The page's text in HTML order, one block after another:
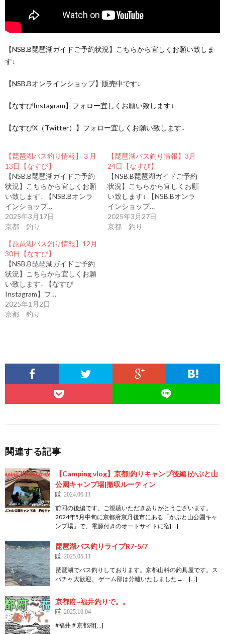
【NSB.B琵琶湖ガイドご予約状況】こちらから宜しくお願い致しま
す↓
【NSB.Bオンラインショップ】販売中です↓
【なすびInstagram】フォロー宜しくお願い致します↓
【なすびX（Twitter）】フォロー宜しくお願い致します↓
【琵琶湖バス釣り情報】３月
13日【なすび】
【NSB.B琵琶湖ガイドご予約
状況】こちらから宜しくお願
い致します↓ 【NSB.Bオンラ
インショップ…
2025年3月17日
京都 釣り
【琵琶湖バス釣り情報】3月
24日【なすび】
【NSB.B琵琶湖ガイドご予約
状況】こちらから宜しくお願
い致します↓ 【NSB.Bオンラ
インショップ…
2025年3月27日
京都 釣り
【琵琶湖バス釣り情報】12月
30日【なすび】
【NSB.B琵琶湖ガイドご予約
状況】こちらから宜しくお願
い致します↓ 【なすび
Instagram】フ…
2025年1月2日
京都 釣り
関連する記事
【Camping vlog】京都|釣りキャンプ後編 |かぶと山
公園キャンプ場|撤収ルーティン
2024.06.11
前回の後編です。ご視聴いただきありがとうございます。
2024年5月中旬に京都府京丹後市にある「かぶと山公園キャ
ンプ場」で、電源付きのオートサイトに宿[…]
琵琶湖バス釣りライブR7-5/7
2025.05.11
琵琶湖でバス釣りしております。京都山科の釣具屋です。ス
パチャ大歓迎。 ゲーム部は分離いたしました→ […]
京都府~福井釣りで。。
2025.10.04
#福井＃京都府[…]